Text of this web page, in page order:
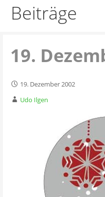
Beiträge
19.
19. Dezember 2002
Udo Ilgen